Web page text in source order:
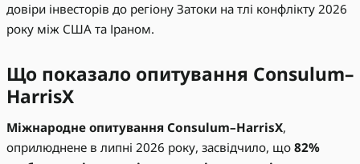
довіри інвесторів до регіону Затоки на тлі конфлікту 2026
року між США та Іраном.
Що показало опитування Consulum–
HarrisX
Міжнародне опитування Consulum–HarrisX,
оприлюднене в липні 2026 року, засвідчило, що 82%